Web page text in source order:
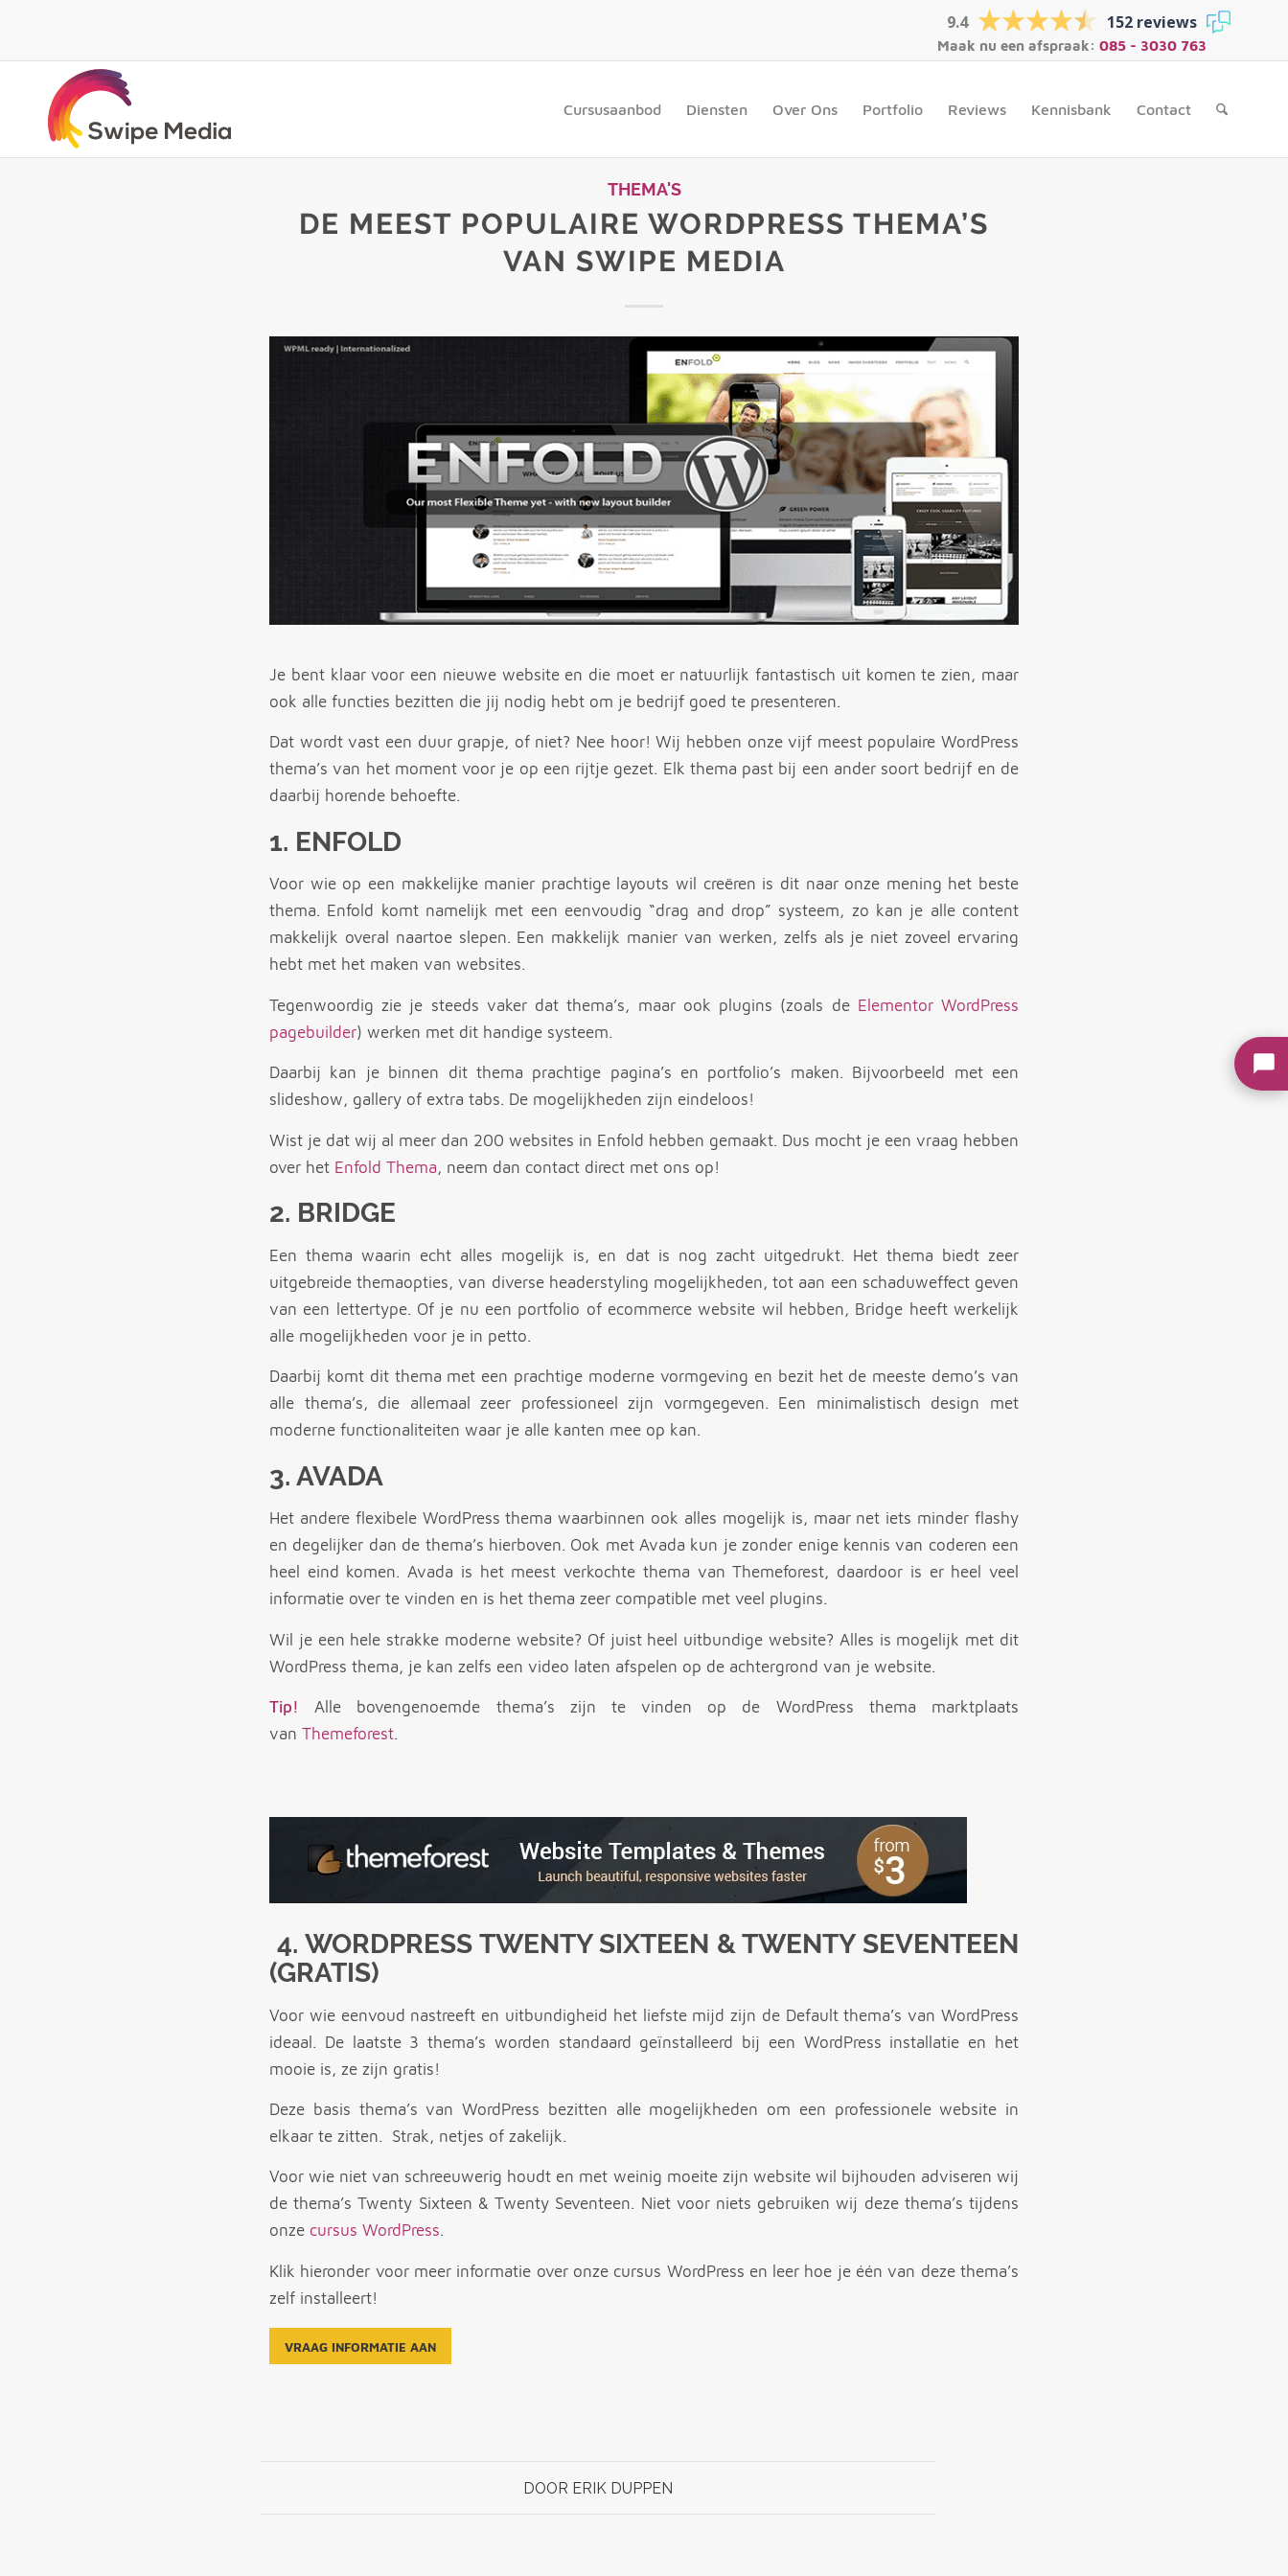
9.4 152 reviews
Maak nu een afspraak: 085 - 3030 763
Cursusaanbod Diensten Over Ons Portfolio Reviews Kennisbank Contact
THEMA'S
DE MEEST POPULAIRE WORDPRESS THEMA’S
VAN SWIPE MEDIA
Je bent klaar voor een nieuwe website en die moet er natuurlijk fantastisch uit komen te zien, maar
ook alle functies bezitten die jij nodig hebt om je bedrijf goed te presenteren.
Dat wordt vast een duur grapje, of niet? Nee hoor! Wij hebben onze vijf meest populaire WordPress
thema’s van het moment voor je op een rijtje gezet. Elk thema past bij een ander soort bedrijf en de
daarbij horende behoefte.
1. ENFOLD
Voor wie op een makkelijke manier prachtige layouts wil creëren is dit naar onze mening het beste
thema. Enfold komt namelijk met een eenvoudig “drag and drop” systeem, zo kan je alle content
makkelijk overal naartoe slepen. Een makkelijk manier van werken, zelfs als je niet zoveel ervaring
hebt met het maken van websites.
Tegenwoordig zie je steeds vaker dat thema’s, maar ook plugins (zoals de Elementor WordPress
pagebuilder) werken met dit handige systeem.
Daarbij kan je binnen dit thema prachtige pagina’s en portfolio’s maken. Bijvoorbeeld met een
slideshow, gallery of extra tabs. De mogelijkheden zijn eindeloos!
Wist je dat wij al meer dan 200 websites in Enfold hebben gemaakt. Dus mocht je een vraag hebben
over het Enfold Thema, neem dan contact direct met ons op!
2. BRIDGE
Een thema waarin echt alles mogelijk is, en dat is nog zacht uitgedrukt. Het thema biedt zeer
uitgebreide themaopties, van diverse headerstyling mogelijkheden, tot aan een schaduweffect geven
van een lettertype. Of je nu een portfolio of ecommerce website wil hebben, Bridge heeft werkelijk
alle mogelijkheden voor je in petto.
Daarbij komt dit thema met een prachtige moderne vormgeving en bezit het de meeste demo’s van
alle thema’s, die allemaal zeer professioneel zijn vormgegeven. Een minimalistisch design met
moderne functionaliteiten waar je alle kanten mee op kan.
3. AVADA
Het andere flexibele WordPress thema waarbinnen ook alles mogelijk is, maar net iets minder flashy
en degelijker dan de thema’s hierboven. Ook met Avada kun je zonder enige kennis van coderen een
heel eind komen. Avada is het meest verkochte thema van Themeforest, daardoor is er heel veel
informatie over te vinden en is het thema zeer compatible met veel plugins.
Wil je een hele strakke moderne website? Of juist heel uitbundige website? Alles is mogelijk met dit
WordPress thema, je kan zelfs een video laten afspelen op de achtergrond van je website.
Tip! Alle bovengenoemde thema’s zijn te vinden op de WordPress thema marktplaats
van Themeforest.
4. WORDPRESS TWENTY SIXTEEN & TWENTY SEVENTEEN
(GRATIS)
Voor wie eenvoud nastreeft en uitbundigheid het liefste mijd zijn de Default thema’s van WordPress
ideaal. De laatste 3 thema’s worden standaard geïnstalleerd bij een WordPress installatie en het
mooie is, ze zijn gratis!
Deze basis thema’s van WordPress bezitten alle mogelijkheden om een professionele website in
elkaar te zitten. Strak, netjes of zakelijk.
Voor wie niet van schreeuwerig houdt en met weinig moeite zijn website wil bijhouden adviseren wij
de thema’s Twenty Sixteen & Twenty Seventeen. Niet voor niets gebruiken wij deze thema’s tijdens
onze cursus WordPress.
Klik hieronder voor meer informatie over onze cursus WordPress en leer hoe je één van deze thema’s
zelf installeert!
VRAAG INFORMATIE AAN
DOOR ERIK DUPPEN